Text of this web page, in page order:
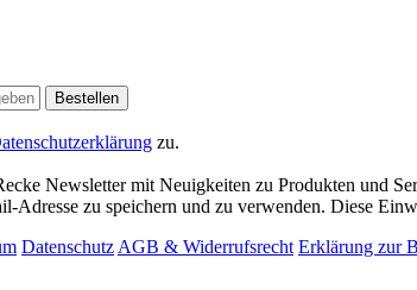
zu.
Newsletter mit Neuigkeiten zu Produkten und
Adresse zu speichern und zu verwenden. Diese
Datenschutz AGB & Widerrufsrecht Erklärung zur